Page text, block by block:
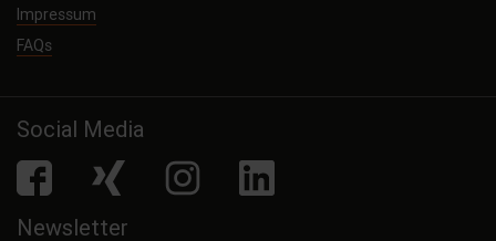
Impressum
FAQs
Social Media
facebook Xing Instagram LinkedIn
Newsletter